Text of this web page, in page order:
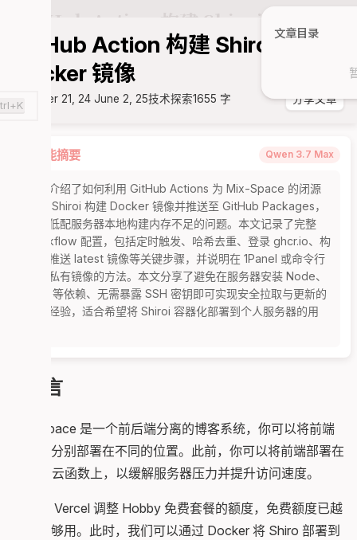
GitHub Action 构建 Shiroi
Docker 镜像
October 21, 24 June 2, 25技术探索1655 字 分享文章
智能摘要 Qwen 3.7 Max
本文介绍了如何利用 GitHub Actions 为 Mix-Space 的闭源
前端 Shiroi 构建 Docker 镜像并推送至 GitHub Packages，
解决低配服务器本地构建内存不足的问题。本文记录了完整
Workflow 配置，包括定时触发、哈希去重、登录 ghcr.io、构
建与推送 latest 镜像等关键步骤，并说明在 1Panel 或命令行
拉取私有镜像的方法。本文分享了避免在服务器安装 Node、
PM2 等依赖、无需暴露 SSH 密钥即可实现安全拉取与更新的
实践经验，适合希望将 Shiroi 容器化部署到个人服务器的用
前言
Mix-Space 是一个前后端分离的博客系统，你可以将前端
和后端分别部署在不同的位置。此前，你可以将前端部署在
Vercel 云函数上，以缓解服务器压力并提升访问速度。
但随着 Vercel 调整 Hobby 免费套餐的额度，免费额度已越
来越不够用。此时，我们可以通过 Docker 将 Shiro 部署到
文章目录